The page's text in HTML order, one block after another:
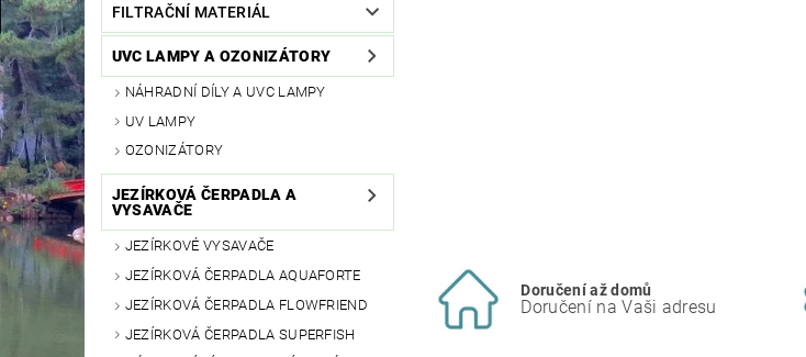
FILTRAČNÍ MATERIÁL
UVC LAMPY A OZONIZÁTORY
NÁHRADNÍ DÍLY A UVC LAMPY
UV LAMPY
OZONIZÁTORY
JEZÍRKOVÁ ČERPADLA A
VYSAVAČE
JEZÍRKOVÉ VYSAVAČE
JEZÍRKOVÁ ČERPADLA AQUAFORTE
JEZÍRKOVÁ ČERPADLA FLOWFRIEND
JEZÍRKOVÁ ČERPADLA SUPERFISH
Doručení až domů
Doručení na Vaši adresu